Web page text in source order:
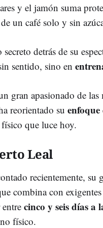
y el jamón suma
un café solo y sin
detrás de su
sentido, sino en
gran apasionado de
reorientado su
que luce hoy.
Leal
recientemente, su
combina con
cinco y seis días a
físico.